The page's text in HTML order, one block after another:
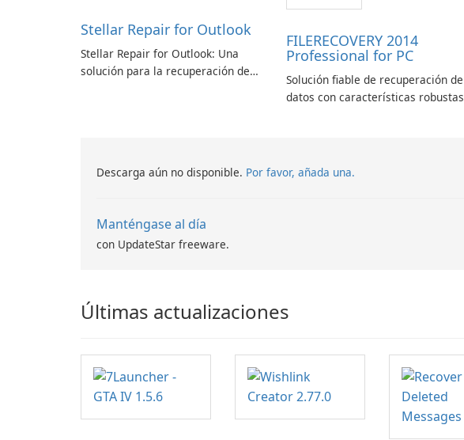
Stellar Repair for Outlook
Stellar Repair for Outlook: Una
solución para la recuperación de
FILERECOVERY 2014
Professional for PC
Solución fiable de recuperación de
datos con características robustas
Descarga aún no disponible. Por favor, añada una.
Manténgase al día
con UpdateStar freeware.
Últimas actualizaciones